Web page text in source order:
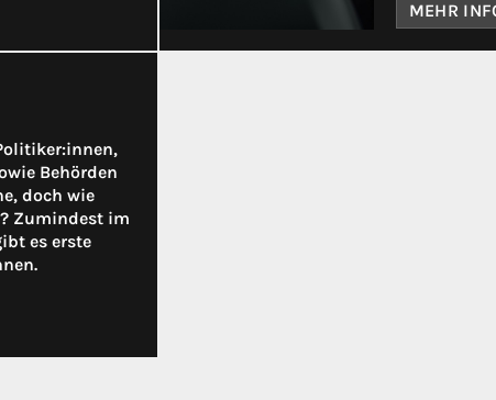
MEHR
Behörden
doch wie
Zumindest im
es erste